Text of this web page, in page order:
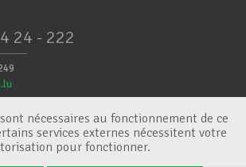
24 - 222
nécessaires au fonctionnement de ce
services externes nécessitent votre
pour fonctionner.